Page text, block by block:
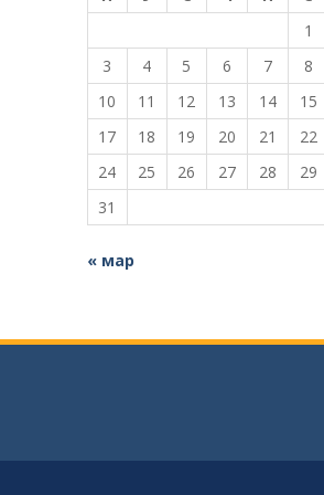
1
3
4 5 6 7 8
10
11 12 13 14 15
17
18 19 20 21 22
24
25 26 27 28 29
31
« мар